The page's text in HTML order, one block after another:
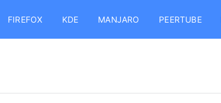
FIREFOX KDE MANJARO PEERTUBE